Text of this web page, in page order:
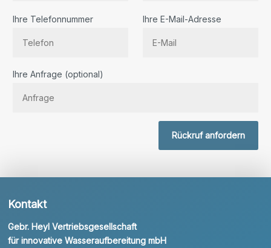
Ihre Telefonnummer Ihre E-Mail-Adresse
Ihre Anfrage (optional)
Rückruf anfordern
Kontakt
Gebr. Heyl Vertriebsgesellschaft
für innovative Wasseraufbereitung mbH